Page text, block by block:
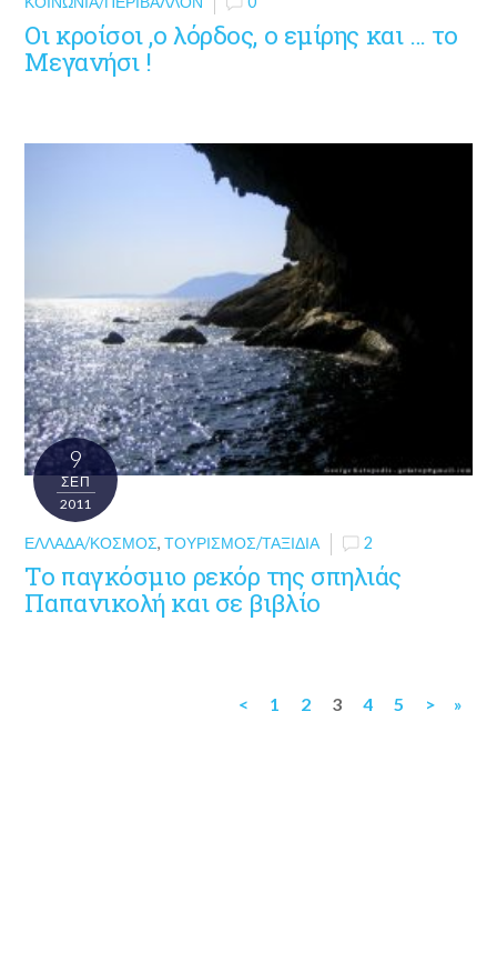
Οι κροίσοι ,ο λόρδος, ο εμίρης και … το
Μεγανήσι !
9
ΣΕΠ
2011
ΕΛΛΆΔΑ/ΚΌΣΜΟΣ,ΤΟΥΡΙΣΜΌΣ/ΤΑΞΊΔΙΑ 2
Το παγκόσμιο ρεκόρ της σπηλιάς
Παπανικολή και σε βιβλίο
< 1 2 3 4 5 > »